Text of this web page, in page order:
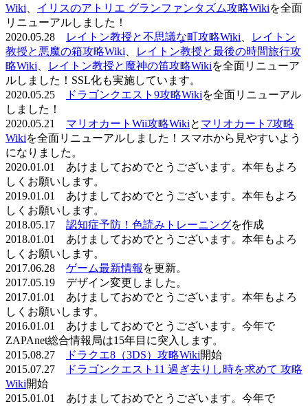
Wiki
イリスのアトリエ グランファンタズム攻略Wikiを全面
リニューアルしました！
2020.05.28
レイトン教授と不思議な町攻略Wiki
レイトン
教授と悪魔の箱攻略Wiki
レイトン教授と最後の時間旅行攻
略Wiki
レイトン教授と魔神の笛攻略Wikiを全面リニューア
ルしました！SSL化も実施しています。
2020.05.25
ドラゴンクエスト9攻略Wikiを全面リニューアル
しました！
2020.05.21 マリオカートWii攻略Wikiと マリオカート7攻略
Wikiを全面リニューアルしました！スマホから見やすいよう
になりました。
2020.01.01 あけましておめでとうございます。本年もよろ
しくお願いします。
2019.01.01 あけましておめでとうございます。本年もよろ
しくお願いします。
2018.05.17 認知症予防！色読みトレーニングを作成
2018.01.01 あけましておめでとうございます。本年もよろ
しくお願いします。
2017.06.28 ゲーム最新情報 を更新。
2017.05.19 デザイン変更しました。
2017.01.01 あけましておめでとうございます。本年もよろ
しくお願いします。
2016.01.01 あけましておめでとうございます。今年で
ZAPAnet総合情報局は15年目に突入します。
2015.08.27
ドラクエ8（3DS）攻略Wiki開始
2015.07.27
ドラゴンクエスト11 過ぎ去りし時を求めて 攻略
Wiki開始
2015.01.01 あけましておめでとうございます。今年で